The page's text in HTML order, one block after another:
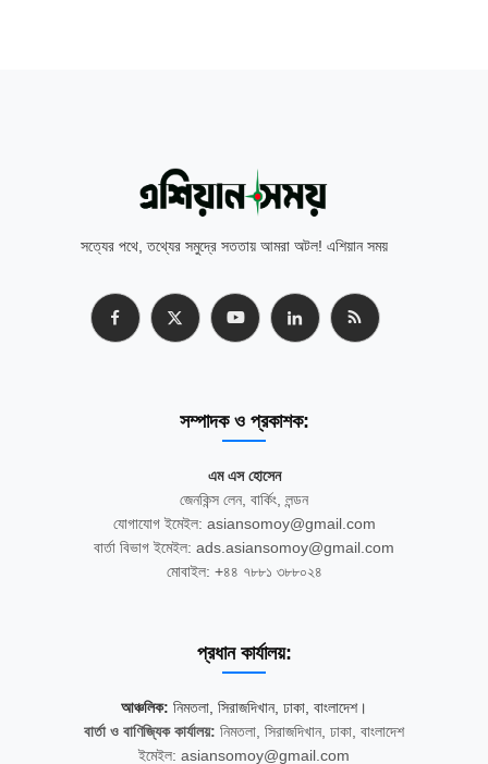
সত্যের পথে, তথ্যের সমুদ্রে সততায় আমরা অটল! এশিয়ান সময়
সম্পাদক ও প্রকাশক:
এম এস হোসেন
জেনকিন্স লেন, বার্কিং, লন্ডন
যোগাযোগ ইমেইল: asiansomoy@gmail.com
বার্তা বিভাগ ইমেইল: ads.asiansomoy@gmail.com
মোবাইল: +৪৪ ৭৮৮১ ৩৮৮০২৪
প্রধান কার্যালয়:
আঞ্চলিক: নিমতলা, সিরাজদিখান, ঢাকা, বাংলাদেশ।
বার্তা ও বাণিজ্যিক কার্যালয়: নিমতলা, সিরাজদিখান, ঢাকা, বাংলাদেশ
ইমেইল: asiansomoy@gmail.com